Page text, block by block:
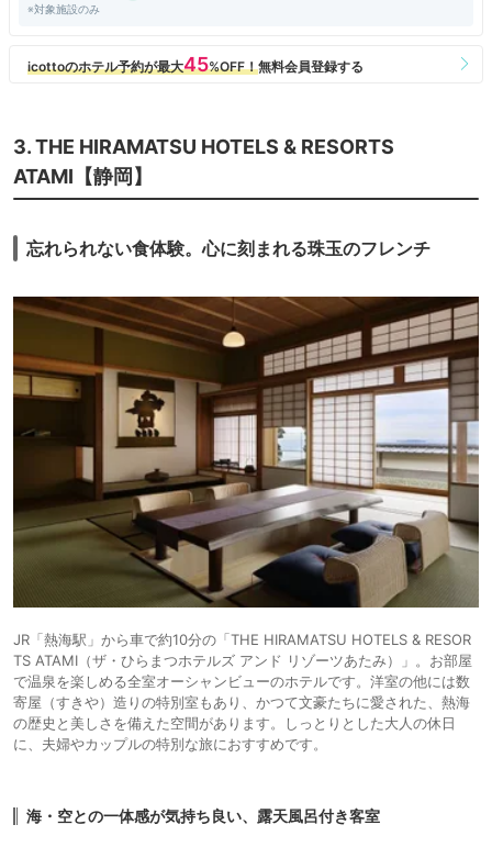
※対象施設のみ
3. THE HIRAMATSU HOTELS & RESORTS
ATAMI【静岡】
忘れられない食体験。心に刻まれる珠玉のフレンチ
JR「熱海駅」から車で約10分の「THE HIRAMATSU HOTELS & RESOR
TS ATAMI（ザ・ひらまつホテルズ アンド リゾーツあたみ）」。お部屋
で温泉を楽しめる全室オーシャンビューのホテルです。洋室の他には数
寄屋（すきや）造りの特別室もあり、かつて文豪たちに愛された、熱海
の歴史と美しさを備えた空間があります。しっとりとした大人の休日
に、夫婦やカップルの特別な旅におすすめです。
海・空との一体感が気持ち良い、露天風呂付き客室